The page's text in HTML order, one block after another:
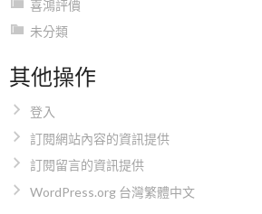
喜鴻評價
未分類
其他操作
登入
訂閱網站內容的資訊提供
訂閱留言的資訊提供
WordPress.org 台灣繁體中文